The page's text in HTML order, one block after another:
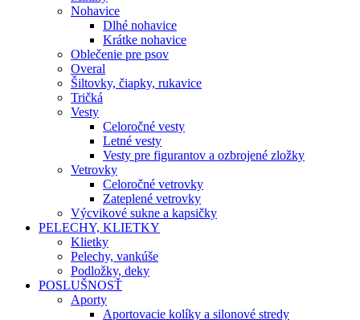
Nohavice
Dlhé nohavice
Krátke nohavice
Oblečenie pre psov
Overal
Šiltovky, čiapky, rukavice
Tričká
Vesty
Celoročné vesty
Letné vesty
Vesty pre figurantov a ozbrojené zložky
Vetrovky
Celoročné vetrovky
Zateplené vetrovky
Výcvikové sukne a kapsičky
PELECHY, KLIETKY
Klietky
Pelechy, vankúše
Podložky, deky
POSLUŠNOSŤ
Aporty
Aportovacie kolíky a silonové stredy